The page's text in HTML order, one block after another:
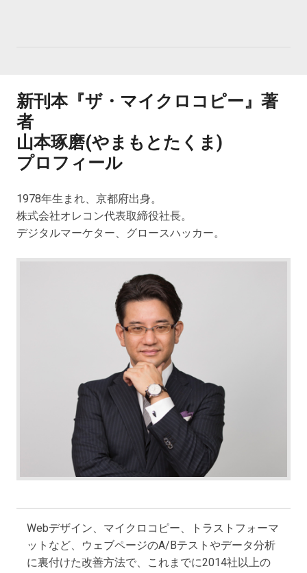
新刊本『ザ・マイクロコピー』著
者
山本琢磨(やまもとたくま)
プロフィール
1978年生まれ、京都府出身。
株式会社オレコン代表取締役社長。
デジタルマーケター、グロースハッカー。
Webデザイン、マイクロコピー、トラストフォーマ
ットなど、ウェブページのA/Bテストやデータ分析
に裏付けた改善方法で、これまでに2014社以上の